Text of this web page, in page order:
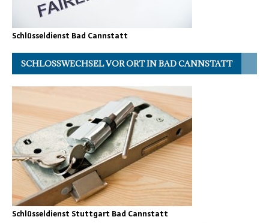
Schlüsseldienst Bad Cannstatt
SCHLOSSWECHSEL VOR ORT IN BAD CANNSTATT
Schlüsseldienst Stuttgart Bad Cannstatt